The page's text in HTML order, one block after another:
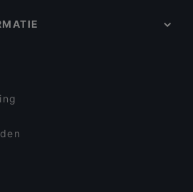
zijn voor families in